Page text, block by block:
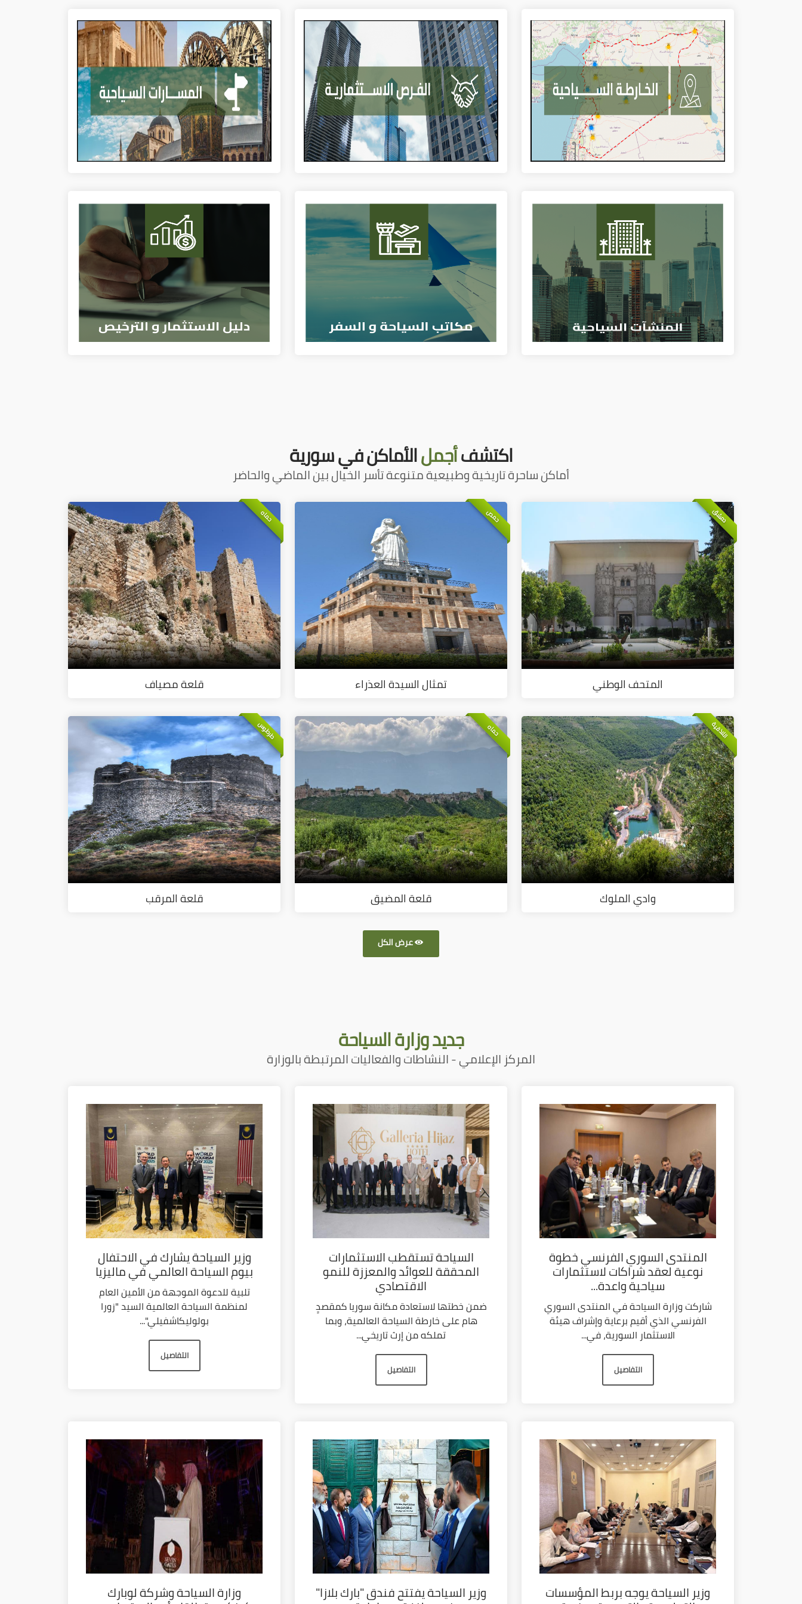
اكتشفأجملالأماكن في سورية
أماكن ساحرة تاريخية وطبيعية متنوعة تأسر الخيال بين الماضي والحاضر
دمشق
المتحف الوطني
حمص
تمثال السيدة العذراء
حماه
قلعة مصياف
اللاذقية
وادي الملوك
حماه
قلعة المضيق
طرطوس
قلعة المرقب
عرض الكل
جديدوزارة السياحة
المركز الإعلامي - النشاطات والفعاليات المرتبطة بالوزارة
المنتدى السوري الفرنسي خطوة
نوعية لعقد شراكات لاستثمارات
سياحية واعدة...
شاركت وزارة السياحة في المنتدى السوري
الفرنسي الذي أقيم برعاية وإشراف هيئة
الاستثمار السورية، في...
التفاصيل
السياحة تستقطب الاستثمارات
المحققة للعوائد والمعززة للنمو
الاقتصادي
ضمن خطتها لاستعادة مكانة سوريا كمقصدٍ
هام على خارطة السياحة العالمية، وبما
تملكه من إرث تاريخي...
التفاصيل
وزير السياحة يشارك في الاحتفال
بيوم السياحة العالمي في ماليزيا
تلبية للدعوة الموجهة من الأمين العام
لمنظمة السياحة العالمية السيد "زورا
بولوليكاشفيلي"...
التفاصيل
وزير السياحة يوجه بربط المؤسسات وزير السياحة يفتتح فندق "بارك بلازا" وزارة السياحة وشركة لوبارك